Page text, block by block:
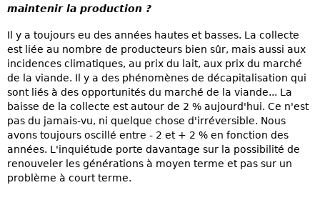
maintenir la production ?
Il y a toujours eu des années hautes et basses. La collecte
est liée au nombre de producteurs bien sûr, mais aussi aux
incidences climatiques, au prix du lait, aux prix du marché
de la viande. Il y a des phénomènes de décapitalisation qui
sont liés à des opportunités du marché de la viande... La
baisse de la collecte est autour de 2 % aujourd'hui. Ce n'est
pas du jamais-vu, ni quelque chose d'irréversible. Nous
avons toujours oscillé entre - 2 et + 2 % en fonction des
années. L'inquiétude porte davantage sur la possibilité de
renouveler les générations à moyen terme et pas sur un
problème à court terme.